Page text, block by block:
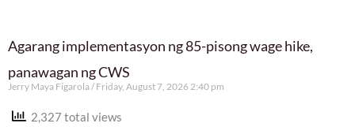
Agarang implementasyon ng 85-pisong wage hike,
panawagan ng CWS
Jerry Maya Figarola Friday, August 7, 2026 2:40 pm
2,327 total views